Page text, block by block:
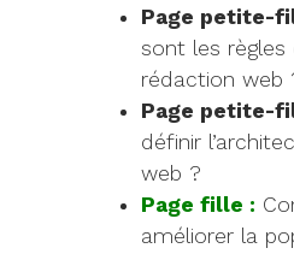
Page petite-
sont les
rédaction web
Page petite-
définir
web ?
Page fille :
améliorer la